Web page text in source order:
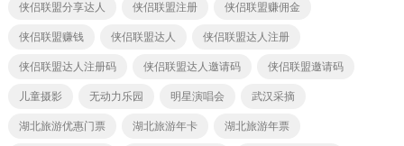
侠侣联盟分享达人 侠侣联盟注册 侠侣联盟赚佣金
侠侣联盟赚钱 侠侣联盟达人 侠侣联盟达人注册
侠侣联盟达人注册码 侠侣联盟达人邀请码 侠侣联盟邀请码
儿童摄影 无动力乐园 明星演唱会 武汉采摘
湖北旅游优惠门票 湖北旅游年卡 湖北旅游年票